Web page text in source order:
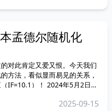
孟德尔随机化
对此肯定又爱又恨。今天我们
方法，看似显而易见的关系，
IF=10.1）！ 2024年5月2日，
2025-09-15